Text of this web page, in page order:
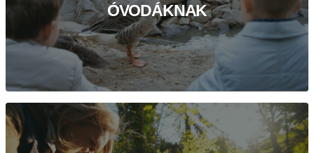
ÓVODÁKNAK